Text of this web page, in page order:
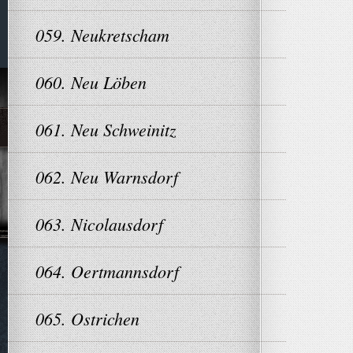
059. Neukretscham
060. Neu Löben
061. Neu Schweinitz
062. Neu Warnsdorf
063. Nicolausdorf
064. Oertmannsdorf
065. Ostrichen